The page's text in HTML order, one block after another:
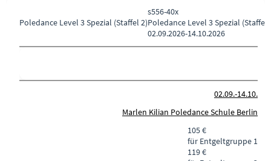
Poledance Level 3 Spezial (Staffel 2)
s556-40x
Poledance Level 3 Spezial (Staffel
02.09.2026-14.10.2026
02.09.-14.10.
Marlen Kilian Poledance Schule Berlin
105 €
für Entgeltgruppe 1
119 €